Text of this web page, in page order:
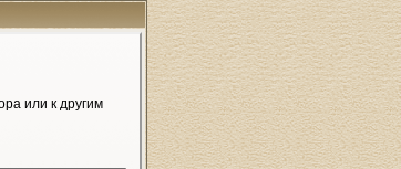
или к другим